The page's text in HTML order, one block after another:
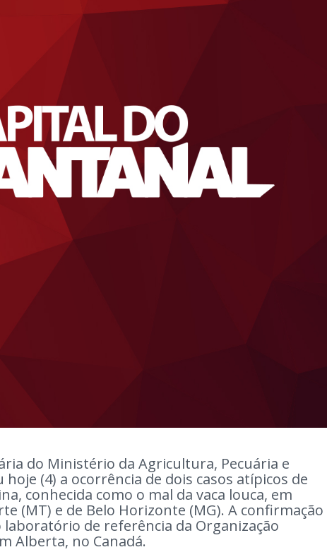
do Ministério da Agricultura, Pecuária e
(4) a ocorrência de dois casos atípicos de
conhecida como o mal da vaca louca, em
(MT) e de Belo Horizonte (MG). A confirmação
de referência da Organização
Alberta, no Canadá.